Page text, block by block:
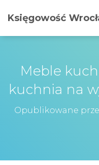
Księgowość
Meble
kuchnia na
Opublikowane